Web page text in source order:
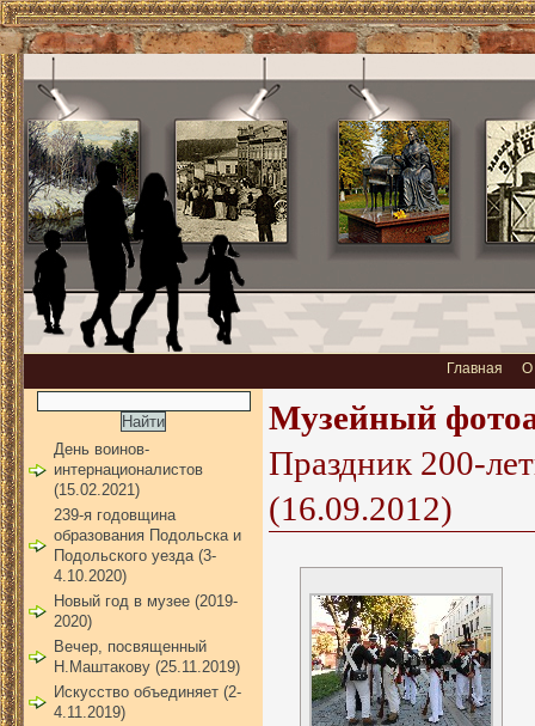
Главная О
День воинов-
интернационалистов
(15.02.2021)
239-я годовщина
образования Подольска и
Подольского уезда (3-
4.10.2020)
Новый год в музее (2019-
2020)
Вечер, посвященный
Н.Маштакову (25.11.2019)
Искусство объединяет (2-
4.11.2019)
Музейный
Праздник 200-
(16.09.2012)